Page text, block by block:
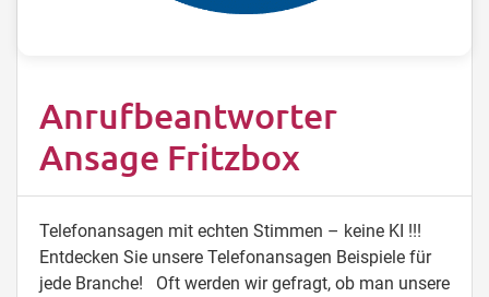
Anrufbeantworter
Ansage Fritzbox
Telefonansagen mit echten Stimmen – keine KI !!!
Entdecken Sie unsere Telefonansagen Beispiele für
jede Branche! Oft werden wir gefragt, ob man unsere